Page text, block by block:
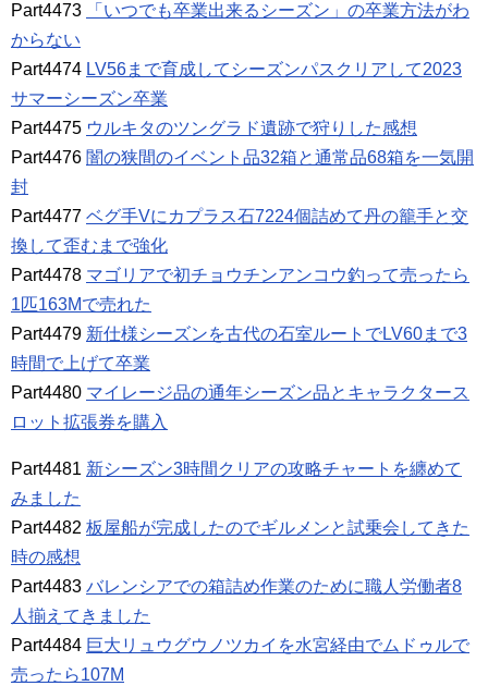
Part4473
「いつでも卒業出来るシーズン」の卒業方法がわ
からない
Part4474 LV56まで育成してシーズンパスクリアして2023
サマーシーズン卒業
Part4475 ウルキタのツングラド遺跡で狩りした感想
Part4476 闇の狭間のイベント品32箱と通常品68箱を一気開
封
Part4477 ベグ手Vにカプラス石7224個詰めて丹の籠手と交
換して歪むまで強化
Part4478 マゴリアで初チョウチンアンコウ釣って売ったら
1匹163Mで売れた
Part4479 新仕様シーズンを古代の石室ルートでLV60まで3
時間で上げて卒業
Part4480 マイレージ品の通年シーズン品とキャラクタース
ロット拡張券を購入
Part4481 新シーズン3時間クリアの攻略チャートを纏めて
みました
Part4482 板屋船が完成したのでギルメンと試乗会してきた
時の感想
Part4483 バレンシアでの箱詰め作業のために職人労働者8
人揃えてきました
Part4484 巨大リュウグウノツカイを水宮経由でムドゥルで
売ったら107M